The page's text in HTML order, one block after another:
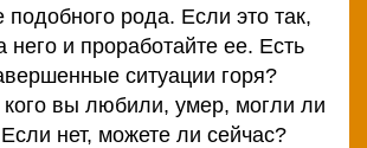
подобного рода. Если это так,
него и проработайте ее. Есть
ситуации горя?
кого вы любили, умер, могли ли
нет, можете ли сейчас?